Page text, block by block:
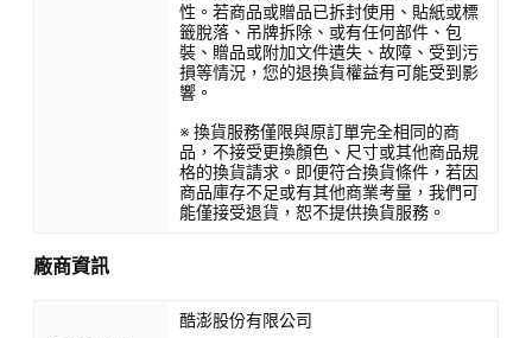
性。若商品或贈品已拆封使用、貼紙或標
籤脫落、吊牌拆除、或有任何部件、包
裝、贈品或附加文件遺失、故障、受到污
損等情況，您的退換貨權益有可能受到影
響。
※ 換貨服務僅限與原訂單完全相同的商
品，不接受更換顏色、尺寸或其他商品規
格的換貨請求。即便符合換貨條件，若因
商品庫存不足或有其他商業考量，我們可
能僅接受退貨，恕不提供換貨服務。
廠商資訊
酷澎股份有限公司